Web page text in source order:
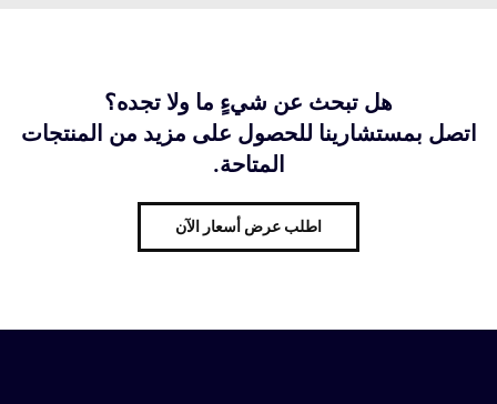
هل تبحث عن شيءٍ ما ولا تجده؟
اتصل بمستشارينا للحصول على مزيد من المنتجات
المتاحة.
اطلب عرض أسعار الآن